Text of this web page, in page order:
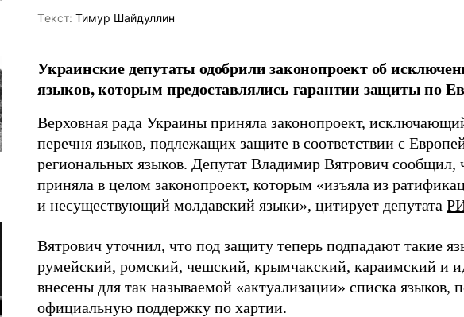
Tекст: Тимур Шайдуллин
Украинские депутаты одобрили законопроект об
языков, которым предоставлялись гарантии защиты по
Верховная рада Украины приняла законопроект,
перечня языков, подлежащих защите в соответствии с
региональных языков. Депутат Владимир Вятрович сообщил,
приняла в целом законопроект, которым «изъяла из
и несуществующий молдавский языки», цитирует депутата
Вятрович уточнил, что под защиту теперь подпадают такие
румейский, ромский, чешский, крымчакский, караимский и
внесены для так называемой «актуализации» списка языков,
официальную поддержку по хартии.